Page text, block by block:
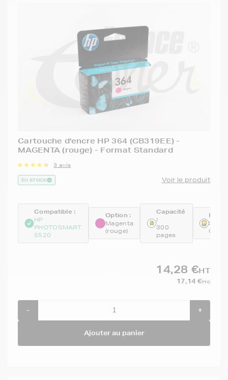
Cartouche d'encre HP 364 (CB319EE) -
MAGENTA (rouge) - Format Standard
3 avis
EN STOCK Voir le produit
Compatible :
HP
PHOTOSMART
5520
Option :
Magenta
(rouge)
Capacité
:
300
pages
:
14,28 €HT
17,14 €TTC
- +
Ajouter au panier